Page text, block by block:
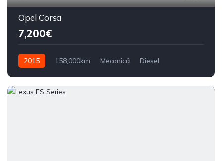
Opel Corsa
7,200€
2015 158,000km Mecanică
Diesel